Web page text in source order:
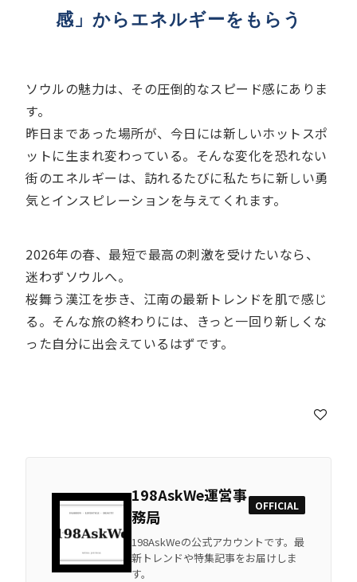
感」からエネルギーをもらう
ソウルの魅力は、その圧倒的なスピード感にありま
す。
昨日まであった場所が、今日には新しいホットスポ
ットに生まれ変わっている。そんな変化を恐れない
街のエネルギーは、訪れるたびに私たちに新しい勇
気とインスピレーションを与えてくれます。
2026年の春、最短で最高の刺激を受けたいなら、
迷わずソウルへ。
桜舞う漢江を歩き、江南の最新トレンドを肌で感じ
る。そんな旅の終わりには、きっと一回り新しくな
った自分に出会えているはずです。
198AskWe運営事
務局
OFFICIAL
198AskWeの公式アカウントです。最
新トレンドや特集記事をお届けしま
す。